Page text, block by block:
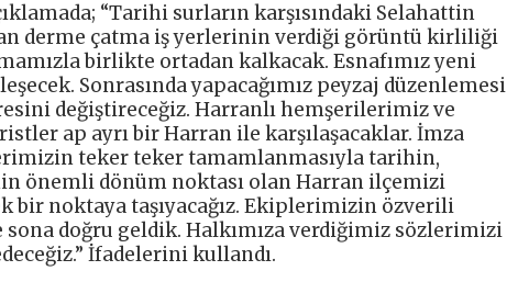
“Tarihi surların karşısındaki Selahattin
derme çatma iş yerlerinin verdiği görüntü kirliliği
birlikte ortadan kalkacak. Esnafımız yeni
Sonrasında yapacağımız peyzaj düzenlemesi
değiştireceğiz. Harranlı hemşerilerimiz ve
ap ayrı bir Harran ile karşılaşacaklar. İmza
teker teker tamamlanmasıyla tarihin,
önemli dönüm noktası olan Harran ilçemizi
bir noktaya taşıyacağız. Ekiplerimizin özverili
sona doğru geldik. Halkımıza verdiğimiz sözlerimizi
İfadelerini kullandı.